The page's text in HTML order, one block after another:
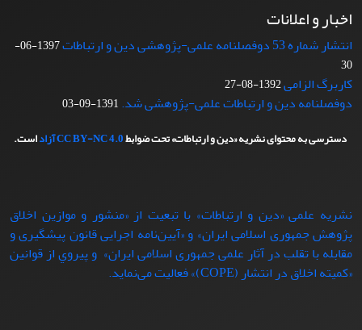
اخبار و اعلانات
انتشار شماره 53 دوفصلنامه علمی-پژوهشی دین و ارتباطات
1397-06-
30
کاربرگ الزامی1392-08-27
دوفصلنامه دین و ارتباطات علمی-پژوهشی شد.1391-09-03
دسترسی به محتوای نشریه «دین و ارتباطات» تحت ضوابطCC BY-NC 4.0آزاداست.
نشریه علمی «دین و ارتباطات» با تبعيت از «منشور و موازین اخلاق
پژوهش جمهوری اسلامی ایران» و «آیین‌نامه اجرایی قانون پیشگیری و
مقابله با تقلب در آثار علمی جمهوری اسلامی ایران» و پيروي از قوانين
«کمیته اخلاق در انتشار (COPE)» فعاليت می‌نماید.